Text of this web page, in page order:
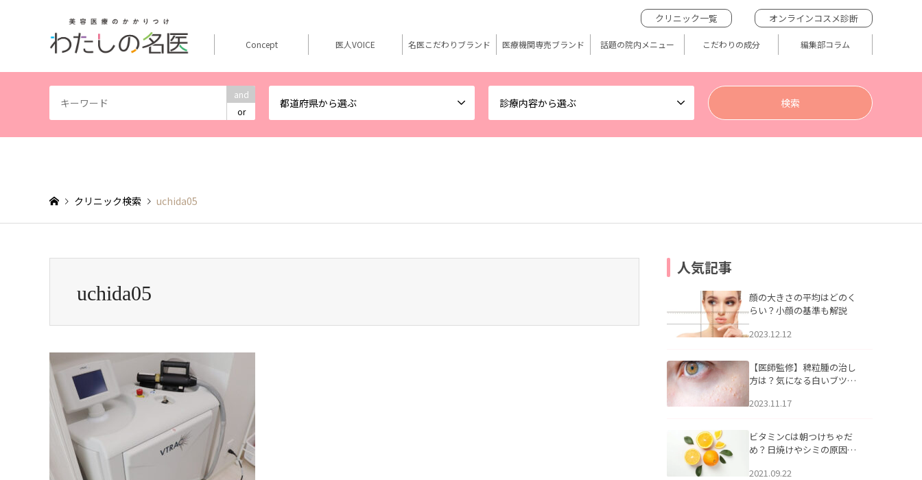
and
or
都道府県から選ぶ 診療内容から選ぶ
クリニック一覧 オンラインコスメ診断
Concept 医人VOICE 名医こだわりブランド 医療機関専売ブランド 話題の院内メニュー こだわりの成分 編集部コラム
クリニック検索 uchida05
uchida05
人気記事
顔の大きさの平均はどのく
らい？小顔の基準も解説
2023.12.12
【医師監修】稗粒腫の治し
方は？気になる白いブツブ
アについて
2023.11.17
ビタミンCは朝つけちゃだ
め？日焼けやシミの原因に
2021.09.22